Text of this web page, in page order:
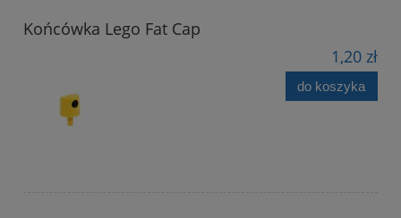
Końcówka Lego Fat Cap
1,20 zł
do koszyka